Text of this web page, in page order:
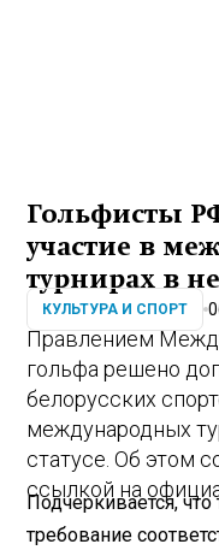
Гольфисты
участие в
турнирах в
КУЛЬТУРА И СПОРТ
Правлением
гольфа решено
белорусских
международных
статусе. Об этом
ссылкой на
Подчеркивается,
требование